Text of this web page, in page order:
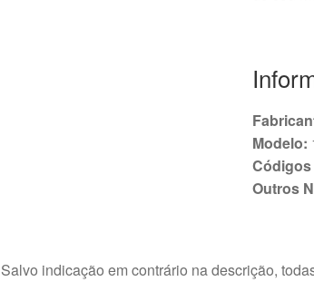
Modelo:
Outros
Salvo indicação em contrário na descrição,